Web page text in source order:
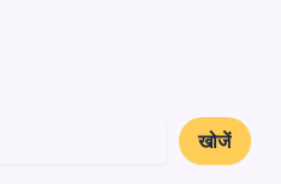
खोजें